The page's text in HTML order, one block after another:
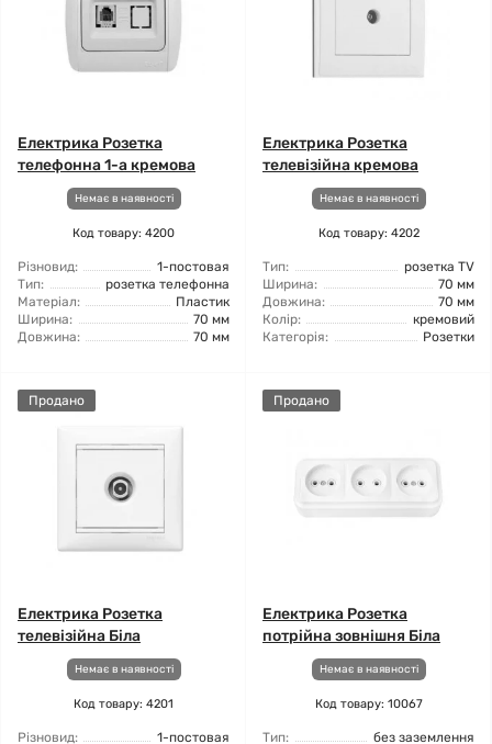
Електрика Розетка
телефонна 1-а кремова
Немає в наявності
Код товару: 4200
Різновид:
1-постовая
Тип:
розетка телефонна
Матеріал:
Пластик
Ширина:
70 мм
Довжина:
70 мм
Електрика Розетка
телевізійна кремова
Немає в наявності
Код товару: 4202
Тип:
розетка TV
Ширина:
70 мм
Довжина:
70 мм
Колір:
кремовий
Категорія:
Розетки
Продано
Електрика Розетка
телевізійна Біла
Немає в наявності
Код товару: 4201
Різновид: 1-постовая
Продано
Електрика Розетка
потрійна зовнішня Біла
Немає в наявності
Код товару: 10067
Тип: без заземлення